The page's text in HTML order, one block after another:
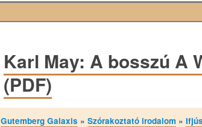
Karl May: A bosszú A
(PDF)
Gutemberg Galaxis » Szórakoztató irodalom»